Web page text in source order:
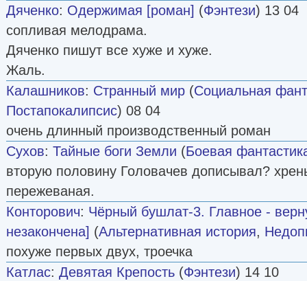
Дяченко: Одержимая [роман] (Фэнтези) 13 04
сопливая мелодрама.
Дяченко пишут все хуже и хуже.
Жаль.
Калашников: Странный мир (Социальная
Постапокалипсис) 08 04
очень длинный производственный роман
Сухов: Тайные боги Земли (Боевая
вторую половину Головачев дописывал?
пережеваная.
Конторович: Чёрный бушлат-3. Главное -
незакончена] (Альтернативная история,
похуже первых двух, троечка
Катлас: Девятая Крепость (Фэнтези) 14 10